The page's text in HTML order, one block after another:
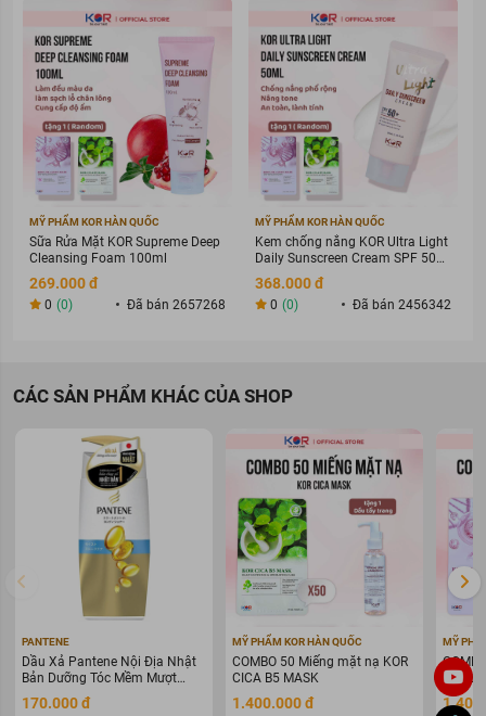
Đối tượng sử dụng:
Tất cả chị em phụ nữ mọi lứa tuổi, đặc biệt bé gái tuổi dậy
thì.
Phụ nữ trong thời kỳ mang thai và sau sinh.
Ưu thế nổi bật:
Chiết xuất lá trầu không và hoa hồnggiúp ngăn sự phát
triển của vi khuẩn có hại, ngăn mùi khó chịu và bảo vệ vùng
nhạy cảm khỏi cảm giác ngứa ngáy, rát bỏng.
Tinh chất sữa tự nhiên
giúp dưỡng ẩm cho da mềm mại.
Hương thơm tươi mát tạo cảm giác dễ chịu sau khi dùng.
MỸ PHẨM KOR HÀN QUỐC
Sữa Rửa Mặt KOR Supreme Deep
Cleansing Foam 100ml
269.000 đ
0 (0) Đã bán 2657268
MỸ PHẨM KOR HÀN QUỐC
Kem chống nắng KOR Ultra Light
Daily Sunscreen Cream SPF 50+
PA ++++
368.000 đ
0 (0) Đã bán 2456342
CÁC SẢN PHẨM KHÁC CỦA SHOP
PANTENE
Dầu Xả Pantene Nội Địa Nhật
Bản Dưỡng Tóc Mềm Mượt
170.000 đ
MỸ PHẨM KOR HÀN QUỐC
COMBO 50 Miếng mặt nạ KOR
CICA B5 MASK
1.400.000 đ
MỸ